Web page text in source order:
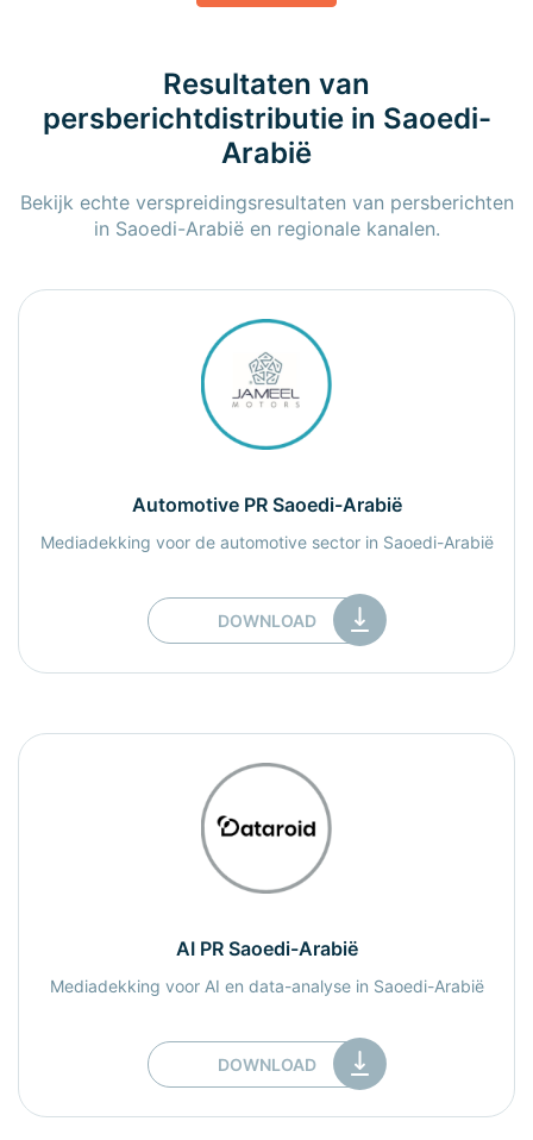
Resultaten van
persberichtdistributie in Saoedi-
Arabië
Bekijk echte verspreidingsresultaten van persberichten
in Saoedi-Arabië en regionale kanalen.
Automotive PR Saoedi-Arabië
Mediadekking voor de automotive sector in Saoedi-Arabië
DOWNLOAD
AI PR Saoedi-Arabië
Mediadekking voor AI en data-analyse in Saoedi-Arabië
DOWNLOAD